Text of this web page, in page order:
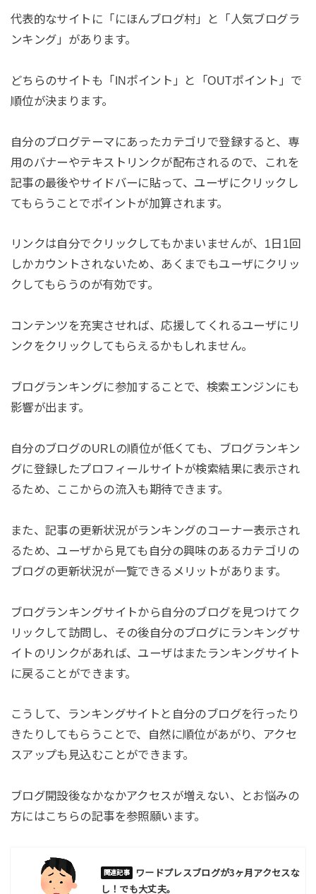
代表的なサイトに「にほんブログ村」と「人気ブログラ
ンキング」があります。
どちらのサイトも「INポイント」と「OUTポイント」で
順位が決まります。
自分のブログテーマにあったカテゴリで登録すると、専
用のバナーやテキストリンクが配布されるので、これを
記事の最後やサイドバーに貼って、ユーザにクリックし
てもらうことでポイントが加算されます。
リンクは自分でクリックしてもかまいませんが、1日1回
しかカウントされないため、あくまでもユーザにクリッ
クしてもらうのが有効です。
コンテンツを充実させれば、応援してくれるユーザにリ
ンクをクリックしてもらえるかもしれません。
ブログランキングに参加することで、検索エンジンにも
影響が出ます。
自分のブログのURLの順位が低くても、ブログランキン
グに登録したプロフィールサイトが検索結果に表示され
るため、ここからの流入も期待できます。
また、記事の更新状況がランキングのコーナー表示され
るため、ユーザから見ても自分の興味のあるカテゴリの
ブログの更新状況が一覧できるメリットがあります。
ブログランキングサイトから自分のブログを見つけてク
リックして訪問し、その後自分のブログにランキングサ
イトのリンクがあれば、ユーザはまたランキングサイト
に戻ることができます。
こうして、ランキングサイトと自分のブログを行ったり
きたりしてもらうことで、自然に順位があがり、アクセ
スアップも見込むことができます。
ブログ開設後なかなかアクセスが増えない、とお悩みの
方にはこちらの記事を参照願います。
ワードプレスブログが3ヶ月アクセスな
し！でも大丈夫。